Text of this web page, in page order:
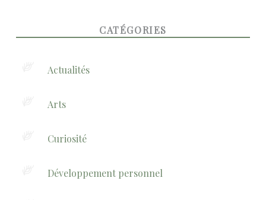
CATÉGORIES
Actualités
Arts
Curiosité
Développement personnel